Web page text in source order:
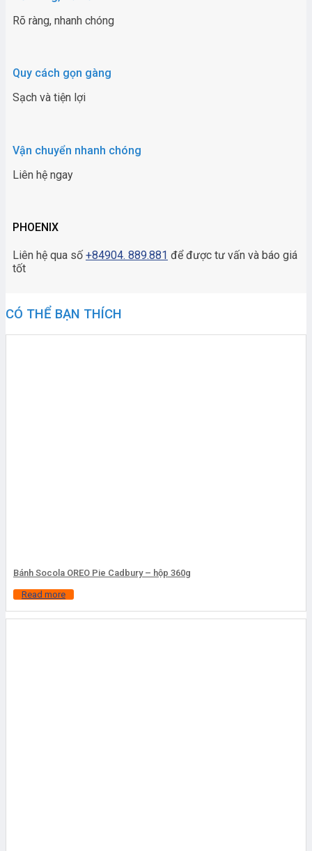
Rõ ràng, nhanh chóng
Quy cách gọn gàng
Sạch và tiện lợi
Vận chuyển nhanh chóng
Liên hệ ngay
PHOENIX
Liên hệ qua số +84904. 889.881 để được tư vấn và báo giá
tốt
CÓ THỂ BẠN THÍCH
Bánh Socola OREO Pie Cadbury – hộp 360g
Read more